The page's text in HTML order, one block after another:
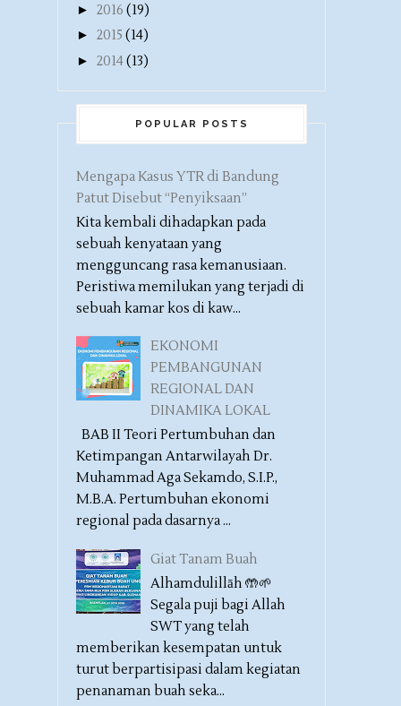
► 2016 (19)
► 2015 (14)
► 2014(13)
POPULAR POSTS
Mengapa Kasus YTR di Bandung
Patut Disebut “Penyiksaan”
Kita kembali dihadapkan pada
sebuah kenyataan yang
mengguncang rasa kemanusiaan.
Peristiwa memilukan yang terjadi di
sebuah kamar kos di kaw...
EKONOMI
PEMBANGUNAN
REGIONAL DAN
DINAMIKA LOKAL
BAB II Teori Pertumbuhan dan
Ketimpangan Antarwilayah Dr.
Muhammad Aga Sekamdo, S.I.P.,
M.B.A. Pertumbuhan ekonomi
regional pada dasarnya ...
Giat Tanam Buah
Alhamdulillāh 🤲🌱
Segala puji bagi Allah
SWT yang telah
memberikan kesempatan untuk
turut berpartisipasi dalam kegiatan
penanaman buah seka...